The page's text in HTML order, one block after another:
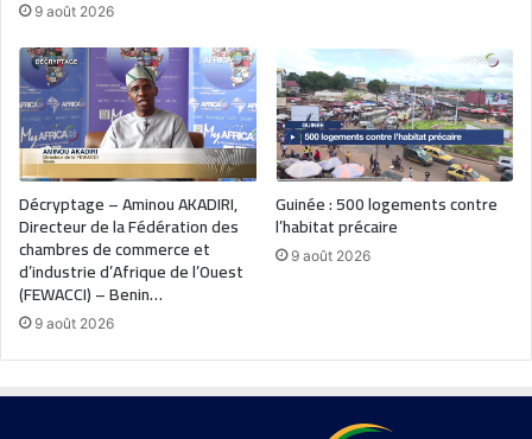
9 août 2026
Décryptage – Aminou AKADIRI,
Directeur de la Fédération des
chambres de commerce et
d’industrie d’Afrique de l’Ouest
(FEWACCI) – Benin…
9 août 2026
Guinée : 500 logements contre
l’habitat précaire
9 août 2026